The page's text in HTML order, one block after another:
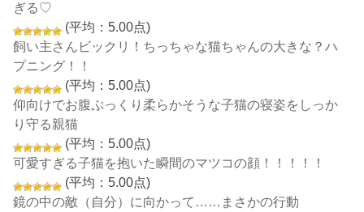
ぎる♡
(平均：5.00点)
飼い主さんビックリ！ちっちゃな猫ちゃんの大きな？ハ
プニング！！
(平均：5.00点)
仰向けでお腹ぷっくり柔らかそうな子猫の寝姿をしっか
り守る親猫
(平均：5.00点)
可愛すぎる子猫を抱いた瞬間のマツコの顔！！！！！
(平均：5.00点)
鏡の中の敵（自分）に向かって……まさかの行動